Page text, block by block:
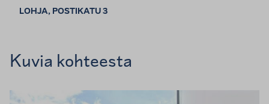
LOHJA, POSTIKATU 3
Kuvia kohteesta
kuvagalleria